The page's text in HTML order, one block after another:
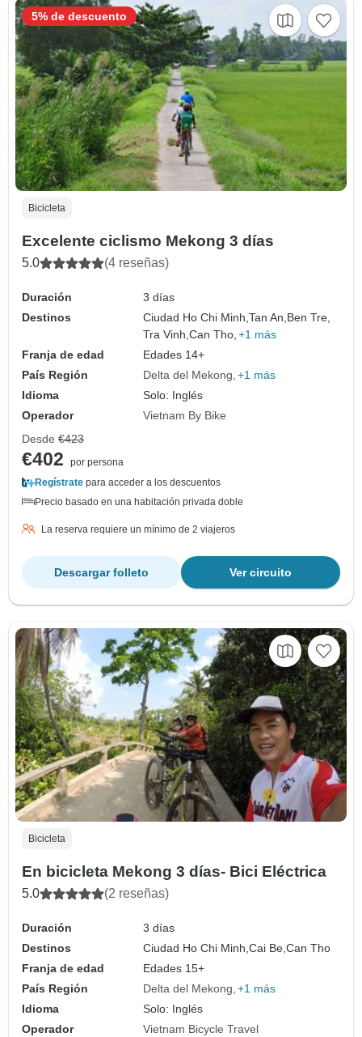
Bicicleta
Excelente ciclismo Mekong 3 días
5.0 (4 reseñas)
Duración
3 días
Destinos
Ciudad Ho Chi Minh,Tan An, Ben Tre,
Tra Vinh,Can Tho, +1 más
Franja de edad
Edades 14+
País Región
Delta del Mekong +1 más
Idioma
Solo: Inglés
Operador
Vietnam By Bike
5% de descuento
Desde €423
€402
por persona
Regístrate para acceder a los descuentos
Precio basado en una habitación privada doble
La reserva requiere un mínimo de 2 viajeros
Ver circuito
Descargar folleto
Bicicleta
En bicicleta Mekong 3 días- Bici Eléctrica
5.0 (2 reseñas)
Duración
3 días
Destinos
Ciudad Ho Chi Minh,Cai Be,Can Tho
Franja de edad
Edades 15+
País Región
Delta del Mekong +1 más
Idioma
Solo: Inglés
Operador
Vietnam Bicycle Travel